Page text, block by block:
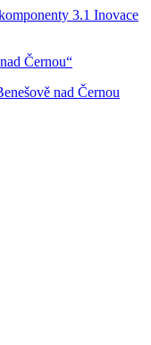
3.1 Inovace
Černou“
nad Černou